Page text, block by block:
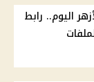
اليوم.. رابط